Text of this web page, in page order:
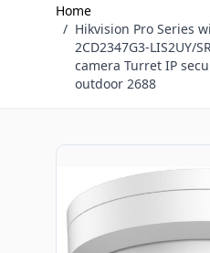
Home
/ Hikvision Pro Series
2CD2347G3-LIS2UY/
camera Turret IP
outdoor 2688